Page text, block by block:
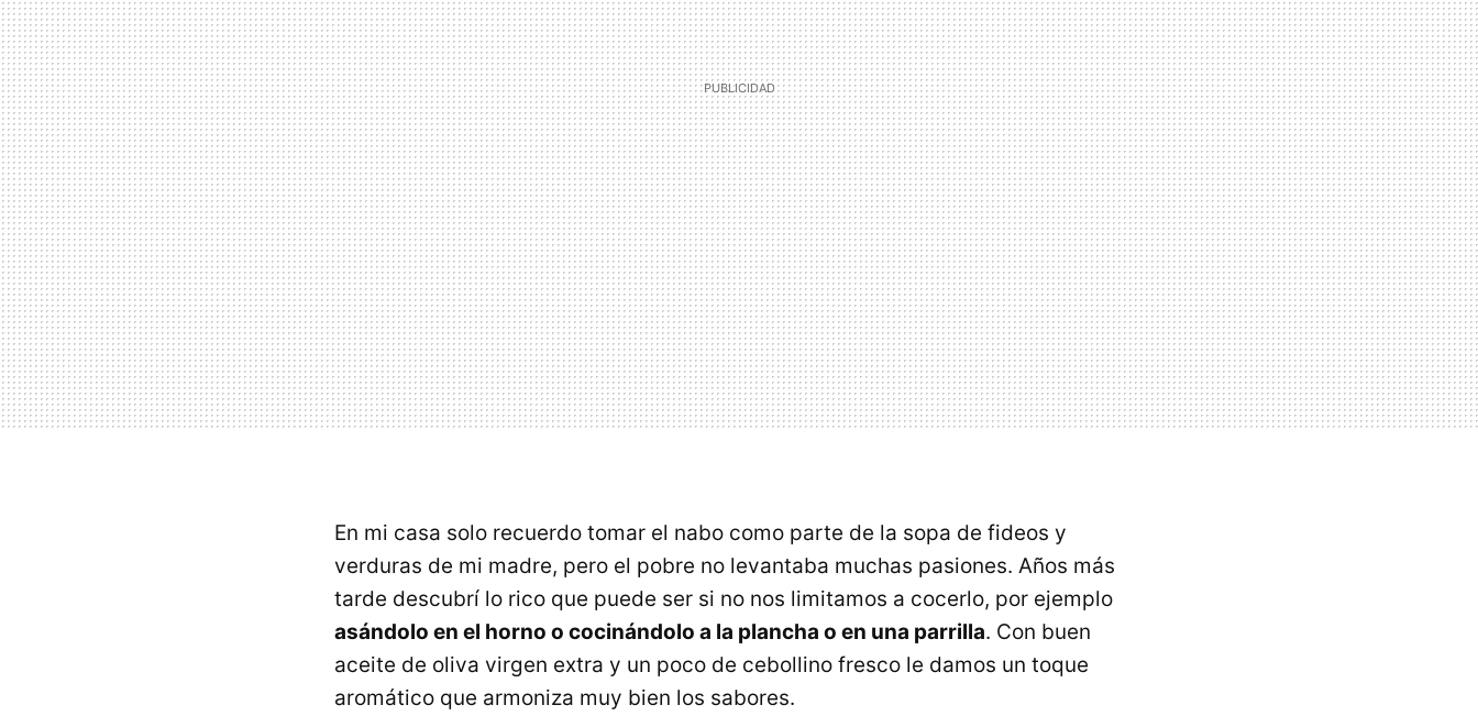
En mi casa solo recuerdo tomar el nabo como parte de la sopa de fideos y
verduras de mi madre, pero el pobre no levantaba muchas pasiones. Años más
tarde descubrí lo rico que puede ser si no nos limitamos a cocerlo, por ejemplo
asándolo en el horno o cocinándolo a la plancha o en una parrilla. Con buen
aceite de oliva virgen extra y un poco de cebollino fresco le damos un toque
aromático que armoniza muy bien los sabores.